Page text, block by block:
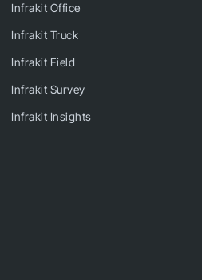
Infrakit Office
Infrakit Truck
Infrakit Field
Infrakit Survey
Infrakit Insights